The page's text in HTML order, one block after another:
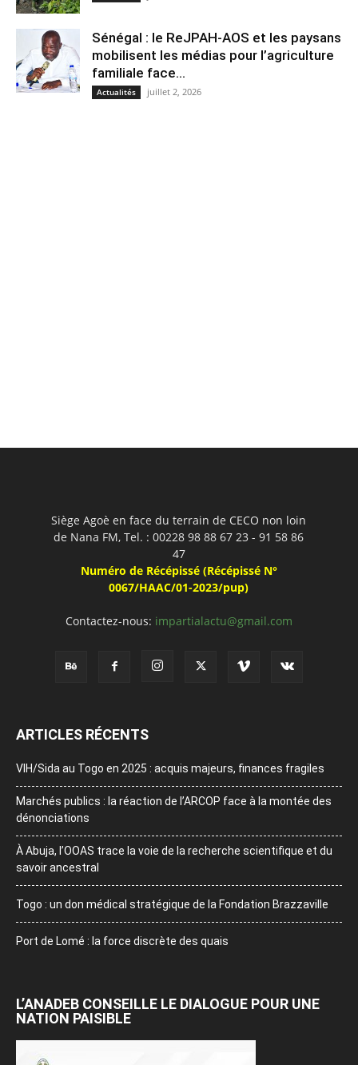
Sénégal : le ReJPAH-AOS et les paysans
mobilisent les médias pour l’agriculture
familiale face...
Actualités juillet 2, 2026
Siège Agoè en face du terrain de CECO non loin
de Nana FM, Tel. : 00228 98 88 67 23 - 91 58 86
47
Numéro de Récépissé (Récépissé N°
0067/HAAC/01-2023/pup)
Contactez-nous: impartialactu@gmail.com
ARTICLES RÉCENTS
VIH/Sida au Togo en 2025 : acquis majeurs, finances fragiles
Marchés publics : la réaction de l’ARCOP face à la montée des
dénonciations
À Abuja, l’OOAS trace la voie de la recherche scientifique et du
savoir ancestral
Togo : un don médical stratégique de la Fondation Brazzaville
Port de Lomé : la force discrète des quais
L’ANADEB CONSEILLE LE DIALOGUE POUR UNE
NATION PAISIBLE